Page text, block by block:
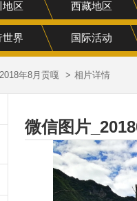
地区 西藏地区
世界 国际活动
2018年8月贡嘎 相片详情
微信图片